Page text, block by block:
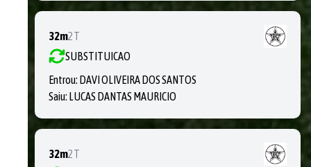
32m2T
SUBSTITUICAO
Entrou: DAVI OLIVEIRA DOS SANTOS
Saiu: LUCAS DANTAS MAURICIO
32m2T